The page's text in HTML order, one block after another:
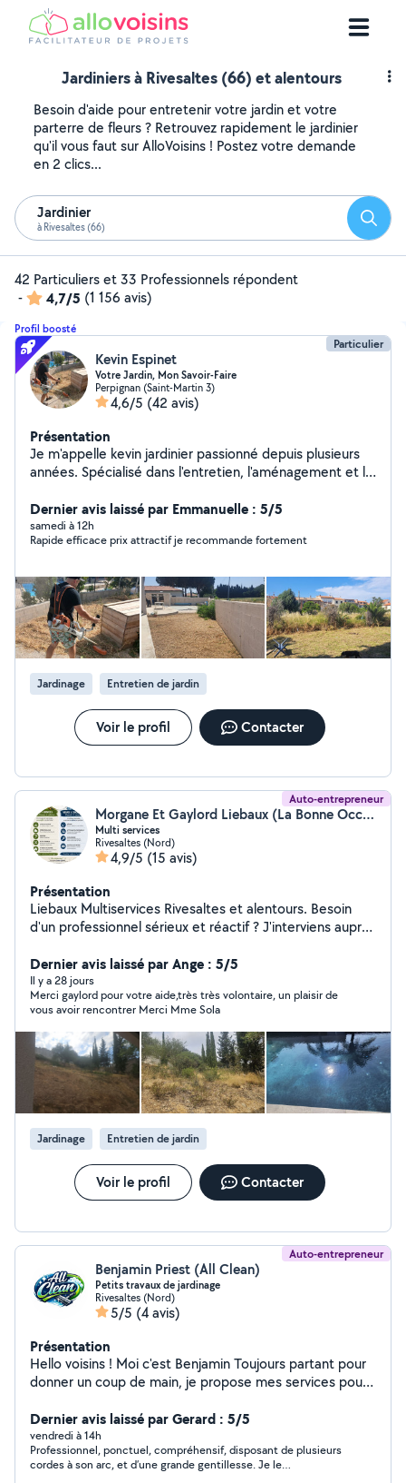
Jardiniers à Rivesaltes (66) et alentours
Besoin d'aide pour entretenir votre jardin et votre
parterre de fleurs ? Retrouvez rapidement le jardinier
qu'il vous faut sur AlloVoisins ! Postez votre demande
en 2 clics...
Jardinier
à Rivesaltes (66)
42 Particuliers et 33 Professionnels répondent
-
4,7/5 (1 156 avis)
Profil boosté
Particulier
Kevin Espinet
Votre Jardin, Mon Savoir-Faire
Perpignan (Saint-Martin 3)
4,6/5 (42 avis)
Présentation
Je m'appelle kevin jardinier passionné depuis plusieurs
années. Spécialisé dans l'entretien, l'aménagement et la
transformer leurs espaces extérieurs en véritables lieux
de vie agréables, durables et esthétiques.
Dernier avis laissé par Emmanuelle : 5/5
samedi à 12h
Rapide efficace prix attractif je recommande fortement
Jardinage Entretien de jardin
Voir le profil Contacter
Auto-entrepreneur
Morgane Et Gaylord Liebaux (La Bonne Occaz)
Multi services
Rivesaltes (Nord)
4,9/5 (15 avis)
Présentation
Liebaux Multiservices Rivesaltes et alentours. Besoin
d'un professionnel sérieux et réactif ? J'interviens auprès
saisonnières. Plomberie : recherche de fuites,
robinetterie, WC, siphons, chauffe-eau, raccords et
petits dépannages. Jardinage : tonte, débroussaillage,
taille de haies, nettoyage de terrains et évacuation des
déchets verts. Petits travaux : peinture, montage de
meubles, réparations, pose d'équipements et remise en
état. Nettoyage et conciergerie : logements, Airbnb,
commerces, intérieur et extérieur. Piscine : nettoyage,
entretien et remise en route. Secteur : Rivesaltes,
Perpignan et alentours. Déplacement selon le chantier.
Travail soigné, réponse rapide et devis avant
intervention. Envoyez-moi des photos, votre commune
et les dimensions si possible pour obtenir rapidement
une estimation.
Dernier avis laissé par Ange : 5/5
Il y a 28 jours
Merci gaylord pour votre aide,très très volontaire, un plaisir de
vous avoir rencontrer Merci Mme Sola
Jardinage Entretien de jardin
Voir le profil Contacter
Auto-entrepreneur
Benjamin Priest (All Clean)
Petits travaux de jardinage
Rivesaltes (Nord)
5/5 (4 avis)
Présentation
Hello voisins ! Moi c'est Benjamin Toujours partant pour
donner un coup de main, je propose mes services pour
l'entretien de jardin / bricolage / ménage ? Je suis
quelqu'un de sérieux, efficace et surtout avec le sourire
J'aime le travail bien fait et avec une finition CLEAN,
donc n'hésitez pas, je serai ravi de vous aider !
Dernier avis laissé par Gerard : 5/5
vendredi à 14h
Professionnel, ponctuel, compréhensif, disposant de plusieurs
cordes à son arc, et d’une grande gentillesse. Je le